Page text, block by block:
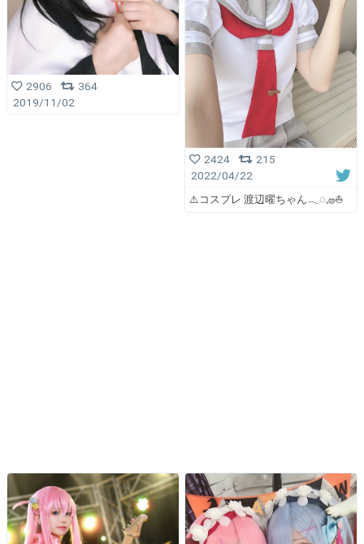
2906
364
2019/11/02
2424
215
2022/04/22
⚠️コスプレ 渡辺曜ちゃん𓂃◌𓈒𓐍⛵️